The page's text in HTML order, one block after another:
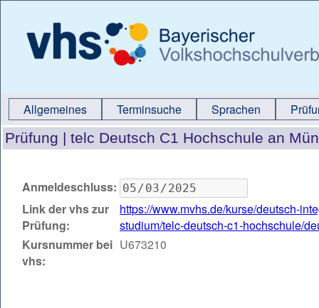
Allgemeines Terminsuche Sprachen
Prüfung | telc Deutsch C1 Hochschule an
Anmeldeschluss:
Link der vhs zur
Prüfung:
https://www.mvhs.de/kurse/deutsch-
studium/telc-deutsch-c1-hochschule/
Kursnummer bei
vhs:
U673210